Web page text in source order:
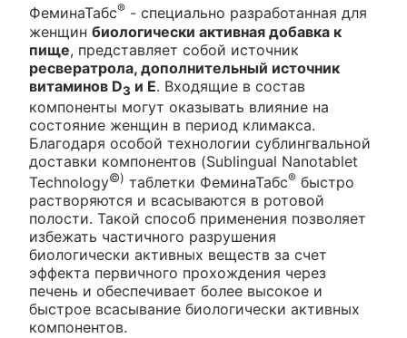
ФеминаТабс® - специально разработанная для
женщин биологически активная добавка к
пище, представляет собой источник
ресвератрола, дополнительный источник
витаминов D3 и Е. Входящие в состав
компоненты могут оказывать влияние на
состояние женщин в период климакса.
Благодаря особой технологии сублингвальной
доставки компонентов (Sublingual Nanotablet
Technology©) таблетки ФеминаТабс® быстро
растворяются и всасываются в ротовой
полости. Такой способ применения позволяет
избежать частичного разрушения
биологически активных веществ за счет
эффекта первичного прохождения через
печень и обеспечивает более высокое и
быстрое всасывание биологически активных
компонентов.